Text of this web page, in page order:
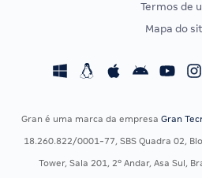
Concursos Fiscais
Concursos Saúde
Termos de
Mapa do
Gran é uma marca da empresa Gran
18.260.822/0001-77, SBS Quadra 02,
Tower, Sala 201, 2º Andar, Asa Sul,